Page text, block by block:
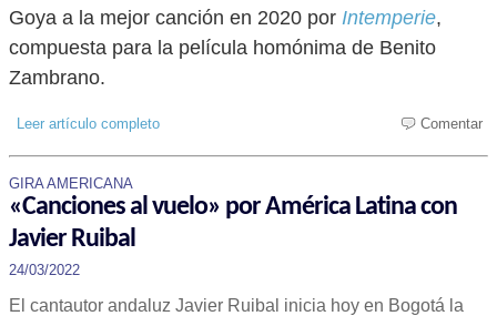
Goya a la mejor canción en 2020 por Intemperie,
compuesta para la película homónima de Benito
Zambrano.
Leer artículo completo Comentar
GIRA AMERICANA
«Canciones al vuelo» por América Latina con
Javier Ruibal
24/03/2022
El cantautor andaluz Javier Ruibal inicia hoy en Bogotá la